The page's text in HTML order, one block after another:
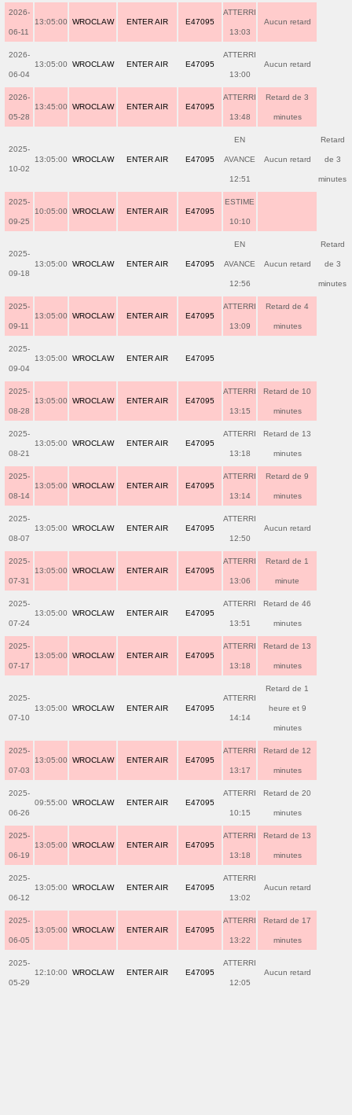
2026-
06-11
13:05:00 WROCLAW ENTER AIR E47095
ATTERRI
13:03
Aucun retard
2026-
06-04
13:05:00 WROCLAW ENTER AIR E47095
ATTERRI
13:00
Aucun retard
2026-
05-28
13:45:00 WROCLAW ENTER AIR E47095
ATTERRI
13:48
Retard de 3
minutes
2025-
10-02
13:05:00 WROCLAW ENTER AIR E47095
EN
AVANCE
12:51
Aucun retard
Retard
de 3
minutes
2025-
09-25
10:05:00 WROCLAW ENTER AIR E47095
ESTIME
10:10
2025-
09-18
13:05:00 WROCLAW ENTER AIR E47095
EN
AVANCE
12:56
Aucun retard
Retard
de 3
minutes
2025-
09-11
13:05:00 WROCLAW ENTER AIR E47095
ATTERRI
13:09
Retard de 4
minutes
2025-
09-04
13:05:00 WROCLAW ENTER AIR E47095
2025-
08-28
13:05:00 WROCLAW ENTER AIR E47095
ATTERRI
13:15
Retard de 10
minutes
2025-
08-21
13:05:00 WROCLAW ENTER AIR E47095
ATTERRI
13:18
Retard de 13
minutes
2025-
08-14
13:05:00 WROCLAW ENTER AIR E47095
ATTERRI
13:14
Retard de 9
minutes
2025-
08-07
13:05:00 WROCLAW ENTER AIR E47095
ATTERRI
12:50
Aucun retard
2025-
07-31
13:05:00 WROCLAW ENTER AIR E47095
ATTERRI
13:06
Retard de 1
minute
2025-
07-24
13:05:00 WROCLAW ENTER AIR E47095
ATTERRI
13:51
Retard de 46
minutes
2025-
07-17
13:05:00 WROCLAW ENTER AIR E47095
ATTERRI
13:18
Retard de 13
minutes
2025-
07-10
13:05:00 WROCLAW ENTER AIR E47095
ATTERRI
14:14
Retard de 1
heure et 9
minutes
2025-
07-03
13:05:00 WROCLAW ENTER AIR E47095
ATTERRI
13:17
Retard de 12
minutes
2025-
06-26
09:55:00 WROCLAW ENTER AIR E47095
ATTERRI
10:15
Retard de 20
minutes
2025-
06-19
13:05:00 WROCLAW ENTER AIR E47095
ATTERRI
13:18
Retard de 13
minutes
2025-
06-12
13:05:00 WROCLAW ENTER AIR E47095
ATTERRI
13:02
Aucun retard
2025-
06-05
13:05:00 WROCLAW ENTER AIR E47095
ATTERRI
13:22
Retard de 17
minutes
2025-
05-29
12:10:00 WROCLAW ENTER AIR E47095
ATTERRI
12:05
Aucun retard